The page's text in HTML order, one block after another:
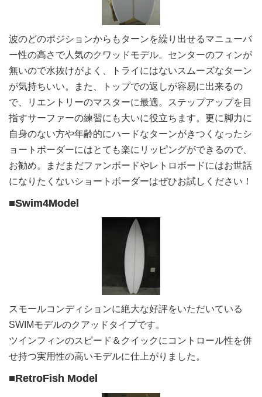
波のどのポジションからもターンを繰り出せるマニューバ
ー性の高さで人気のクワッドモデル。センターのフィンが
無いので水抜けがよく、トライにはないスムーズなターン
が気持ちいい。また、トップでの返しが容易に出来るの
で、リエントリーのマスターに最適。ステップアップを目
指すサーファーの練習にも大いに役立ちます。更に脚力に
自身のない方や年齢的にハードなターンがきつくなったシ
ョートボーダーにはとても楽にリッピングができるので、
お勧め。まだまだファンボードやレトロボードにはお世話
になりたくないショートボーダーはぜひお試しください！
■Swim4Model
スモールコンディションに絶大な好評をいただいている
SWIMモデルのクアッドタイプです。
ツインフィンのスピード＆クイックにコントロール性を併
せ持つ実用性の高いモデルに仕上がりました。
■RetroFish Model